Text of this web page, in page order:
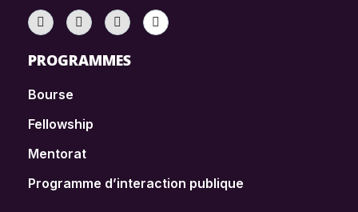
PROGRAMMES
Bourse
Fellowship
Mentorat
Programme d’interaction publique